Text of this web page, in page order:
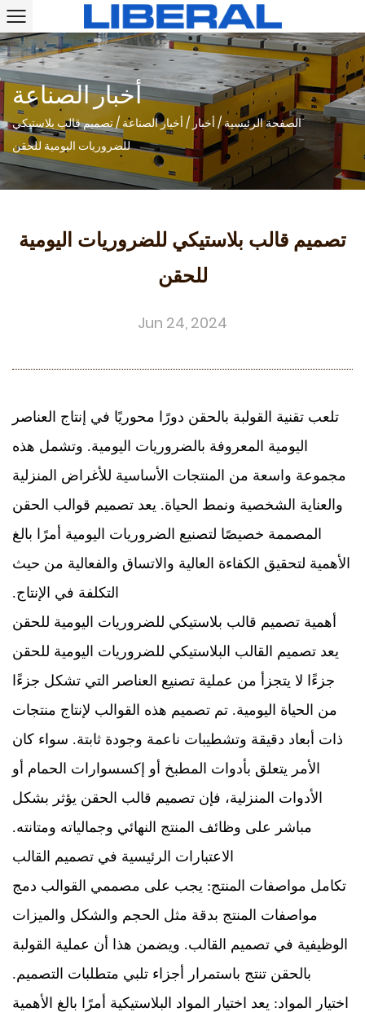
أخبار الصناعة
الصفحة الرئيسية/ أخبار / أخبار الصناعة /تصميم قالب بلاستيكي
للضروريات اليومية للحقن
تصميم قالب بلاستيكي للضروريات اليومية
للحقن
Jun 24, 2024
تلعب تقنية القولبة بالحقن دورًا محوريًا في إنتاج العناصر
اليومية المعروفة بالضروريات اليومية. وتشمل هذه
مجموعة واسعة من المنتجات الأساسية للأغراض المنزلية
والعناية الشخصية ونمط الحياة. يعد تصميم قوالب الحقن
المصممة خصيصًا لتصنيع الضروريات اليومية أمرًا بالغ
الأهمية لتحقيق الكفاءة العالية والاتساق والفعالية من حيث
التكلفة في الإنتاج.
أهمية تصميم قالب بلاستيكي للضروريات اليومية للحقن
يعد تصميم القالب البلاستيكي للضروريات اليومية للحقن
جزءًا لا يتجزأ من عملية تصنيع العناصر التي تشكل جزءًا
من الحياة اليومية. تم تصميم هذه القوالب لإنتاج منتجات
ذات أبعاد دقيقة وتشطيبات ناعمة وجودة ثابتة. سواء كان
الأمر يتعلق بأدوات المطبخ أو إكسسوارات الحمام أو
الأدوات المنزلية، فإن تصميم قالب الحقن يؤثر بشكل
مباشر على وظائف المنتج النهائي وجمالياته ومتانته.
الاعتبارات الرئيسية في تصميم القالب
تكامل مواصفات المنتج: يجب على مصممي القوالب دمج
مواصفات المنتج بدقة مثل الحجم والشكل والميزات
الوظيفية في تصميم القالب. ويضمن هذا أن عملية القولبة
بالحقن تنتج باستمرار أجزاء تلبي متطلبات التصميم.
اختيار المواد: يعد اختيار المواد البلاستيكية أمرًا بالغ الأهمية